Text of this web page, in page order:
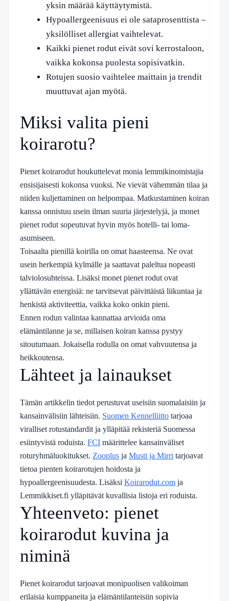
yksin määrää käyttäytymistä.
Hypoallergeenisuus ei ole sataprosenttista –
yksilölliset allergiat vaihtelevat.
Kaikki pienet rodut eivät sovi kerrostaloon,
vaikka kokonsa puolesta sopisivatkin.
Rotujen suosio vaihtelee maittain ja trendit
muuttuvat ajan myötä.
Miksi valita pieni
koirarotu?
Pienet koirarodut houkuttelevat monia lemmikinomistajia
ensisijaisesti kokonsa vuoksi. Ne vievät vähemmän tilaa ja
niiden kuljettaminen on helpompaa. Matkustaminen koiran
kanssa onnistuu usein ilman suuria järjestelyjä, ja monet
pienet rodut sopeutuvat hyvin myös hotelli- tai loma-
asumiseen.
Toisaalta pienillä koirilla on omat haasteensa. Ne ovat
usein herkempiä kylmälle ja saattavat paleltua nopeasti
talviolosuhteissa. Lisäksi monet pienet rodut ovat
yllättävän energisiä: ne tarvitsevat päivittäistä liikuntaa ja
henkistä aktiviteettia, vaikka koko onkin pieni.
Ennen rodun valintaa kannattaa arvioida oma
elämäntilanne ja se, millaisen koiran kanssa pystyy
sitoutumaan. Jokaisella rodulla on omat vahvuutensa ja
heikkoutensa.
Lähteet ja lainaukset
Tämän artikkelin tiedot perustuvat useisiin suomalaisiin ja
kansainvälisiin lähteisiin. Suomen Kennelliitto tarjoaa
viralliset rotustandardit ja ylläpitää rekisteriä Suomessa
esiintyvistä roduista. FCI määrittelee kansainväliset
roturyhmäluokitukset. Zooplus ja Musti ja Mirri tarjoavat
tietoa pienten koirarotujen hoidosta ja
hypoallergeenisuudesta. Lisäksi Koirarodut.com ja
Lemmikkiset.fi ylläpitävät kuvallisia listoja eri roduista.
Yhteenveto: pienet
koirarodut kuvina ja
niminä
Pienet koirarodut tarjoavat monipuolisen valikoiman
erilaisia kumppaneita ja elämäntilanteisiin sopivia